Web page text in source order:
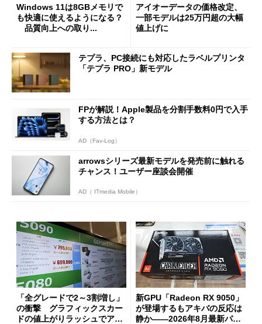
Windows 11は8GBメモリで
も快適に使えるようになる？
品質向上への取り...
アイオーデータの価格改定、
一部モデルは25万円超の大幅
値上げに
テプラ、PC接続にも対応したラベルプリンタ
「テプラ PRO」新モデル
FPが解説！Apple製品を分割手数料0円で入手
する方法とは？
AD（Fav-Log）
arrowsシリーズ最新モデルを発売前に触れる
チャンス！ユーザー座談会開催
AD（ ITmedia Mobile）
「全グレードで2～3割増し」
の衝撃 グラフィックスカー
ドの値上がりラッシュでアキ
新GPU「Radeon RX 9050」
が登場するもアキバの反応は
静か――2026年8月最新パー